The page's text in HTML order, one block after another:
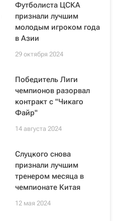
Футболиста ЦСКА
признали лучшим
молодым игроком года
в Азии
29 октября 2024
Победитель Лиги
чемпионов разорвал
контракт с "Чикаго
Файр"
14 августа 2024
Слуцкого снова
признали лучшим
тренером месяца в
чемпионате Китая
12 мая 2024